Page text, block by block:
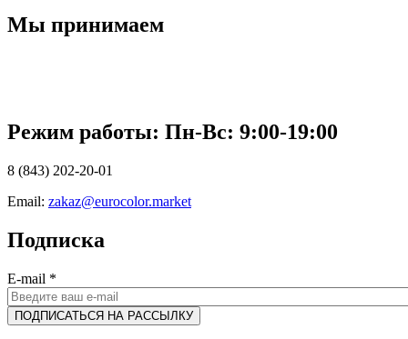
Мы принимаем
Режим работы: Пн-Вc: 9:00-19:00
8 (843) 202-20-01
Email: zakaz@eurocolor.market
Подписка
E-mail *